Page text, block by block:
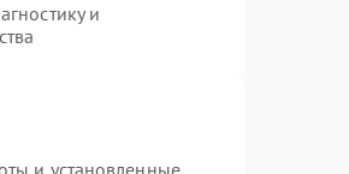
и
и установленные